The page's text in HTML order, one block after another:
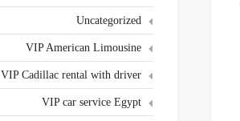
Uncategorized
VIP American Limousine
VIP Cadillac rental with driver
VIP car service Egypt